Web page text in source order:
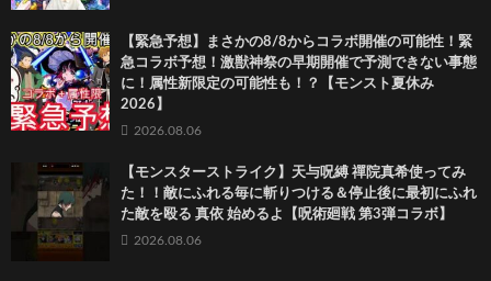
【緊急予想】まさかの8/8からコラボ開催の可能性！緊
急コラボ予想！激獣神祭の早期開催で予測できない事態
に！属性新限定の可能性も！？【モンスト夏休み
2026】
2026.08.06
【モンスターストライク】天与呪縛 禪院真希使ってみ
た！！敵にふれる毎に斬りつける＆停止後に最初にふれ
た敵を殴る 真依 始めるよ【呪術廻戦 第3弾コラボ】
2026.08.06